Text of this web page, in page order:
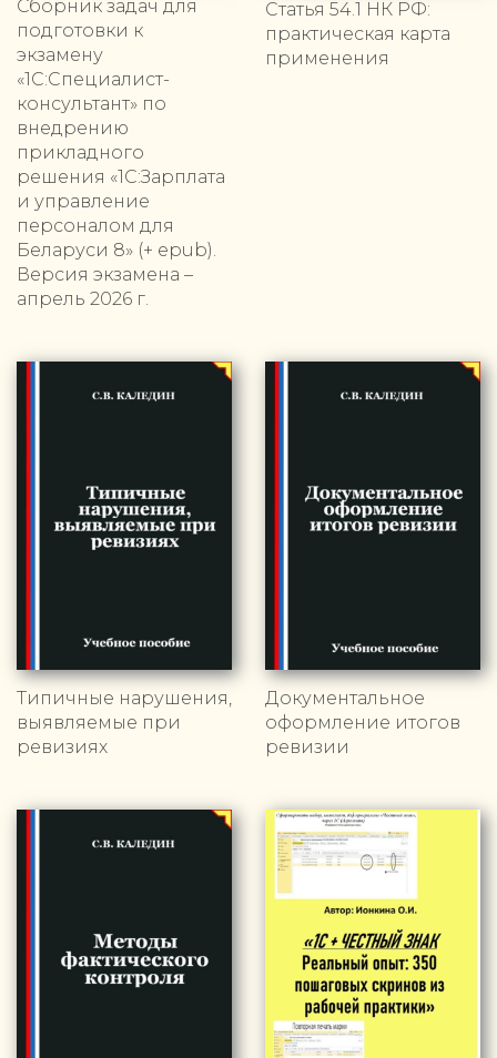
Сборник задач для
подготовки к
экзамену
«1С:Специалист-
консультант» по
внедрению
прикладного
решения «1С:Зарплата
и управление
персоналом для
Беларуси 8» (+ epub).
Версия экзамена –
апрель 2026 г.
Статья 54.1 НК РФ:
практическая карта
применения
Типичные нарушения,
выявляемые при
ревизиях
Документальное
оформление итогов
ревизии